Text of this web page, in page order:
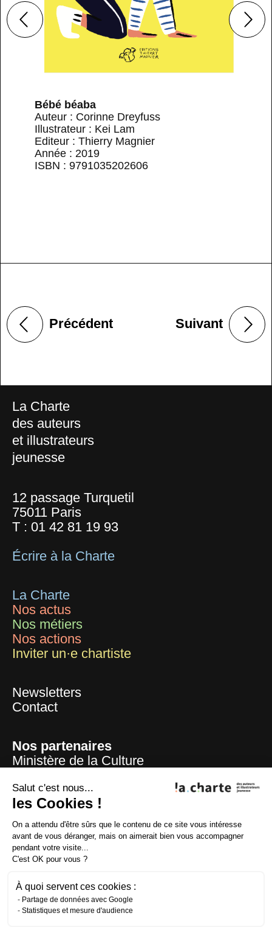
Bébé béaba
Auteur : Corinne Dreyfuss
Illustrateur : Kei Lam
Editeur : Thierry Magnier
Année : 2019
ISBN : 9791035202606
Précédent Suivant
La Charte
des auteurs
et illustrateurs
jeunesse
12 passage Turquetil
75011 Paris
T : 01 42 81 19 93
Écrire à la Charte
La Charte
Nos actus
Nos métiers
Nos actions
Inviter un·e chartiste
Newsletters
Contact
Nos partenaires
Ministère de la Culture
Centre national du livre
La Sofia
La SAIF
CFC
Lire et faire lire
Crédits
Salut c'est nous...
les Cookies !
On a attendu d'être sûrs que le contenu de ce site vous intéresse
avant de vous déranger, mais on aimerait bien vous accompagner
pendant votre visite...
C'est OK pour vous ?
À quoi servent ces cookies :
Partage de données avec Google
Statistiques et mesure d'audience